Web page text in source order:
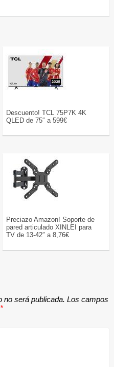
Descuento! TCL 75P7K 4K
QLED de 75″ a 599€
Preciazo Amazon! Soporte de
pared articulado XINLEI para
TV de 13-42″ a 8,76€
no será publicada. Los campos
*